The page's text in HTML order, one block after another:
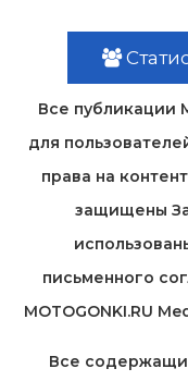
Все публикации
для
права на
защищены
письменного
MOTOGONKI.RU
Все